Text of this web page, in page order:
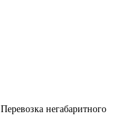
Перевозка негабаритного